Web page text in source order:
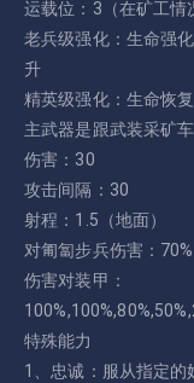
运载位：3（在矿工情
老兵级强化：生命强
升
精英级强化：生命恢
主武器是跟武装采矿
伤害：30
攻击间隔：30
射程：1.5（地面）
对匍匐步兵伤害：70%
伤害对装甲：
特殊能力
1、忠诚：服从指定